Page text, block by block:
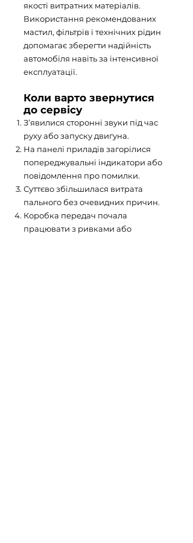
якості витратних матеріалів.
Використання рекомендованих
мастил, фільтрів і технічних рідин
допомагає зберегти надійність
автомобіля навіть за інтенсивної
експлуатації.
Коли варто звернутися
до сервісу
З’явилися сторонні звуки під час
руху або запуску двигуна.
На панелі приладів загорілися
попереджувальні індикатори або
повідомлення про помилки.
Суттєво збільшилася витрата
пального без очевидних причин.
Коробка передач почала
працювати з ривками або